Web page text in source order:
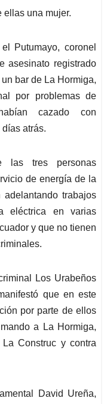
ellas una mujer.
Putumayo, coronel
asesinato registrado
bar de La Hormiga,
por problemas de
cazado con
atrás.
las tres personas
de energía de la
trabajos
eléctrica en varias
y que no tienen
Los Urabeños
que en este
por parte de ellos
a La Hormiga,
Construc y contra
David Ureña,